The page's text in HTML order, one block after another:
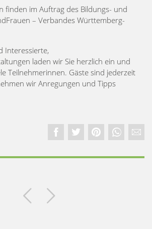
finden im Auftrag des Bildungs- und
– Verbandes Württemberg-
Interessierte,
laden wir Sie herzlich ein und
Teilnehmerinnen. Gäste sind jederzeit
wir Anregungen und Tipps